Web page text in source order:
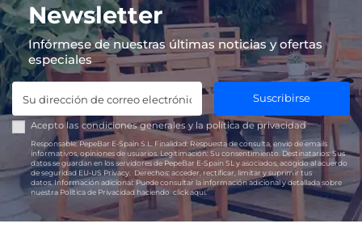
Newsletter
Infórmese de nuestras últimas noticias y ofertas
especiales
Suscribirse
Acepto las condiciones generales y lapolítica de privacidad
Responsable:PepeBar E-Spain S.L. Finalidad: Respuesta de consulta, envío de emails
informativos, opiniones de usuarios. Legitimación: Su consentimiento. Destinatarios:Sus
datos se guardan en los servidores de PepeBar E-Spain SL y asociados, acogido al acuerdo
de seguridad EU-US Privacy.
Derechos: acceder, rectificar, limitar y suprimir tus
datos.Información adicional:Puede consultar la información adicional y detallada sobre
nuestra Política de Privacidad haciendoclick aquí.